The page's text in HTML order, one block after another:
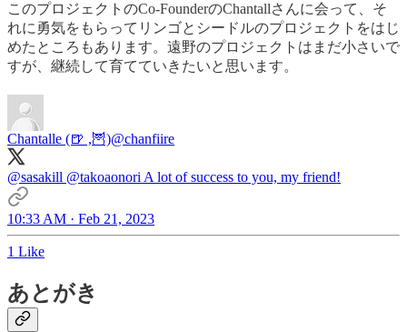
このプロジェクトのCo-FounderのChantallさんに会って、そ
れに勇気をもらってリンゴとシードルのプロジェクトをはじ
めたところもあります。遠野のプロジェクトはまだ小さいで
すが、継続して育てていきたいと思います。
Chantalle (🍺 ,🦉)@chanfiire
@sasakill @takoaonori A lot of success to you, my friend!
10:33 AM · Feb 21, 2023
1 Like
あとがき